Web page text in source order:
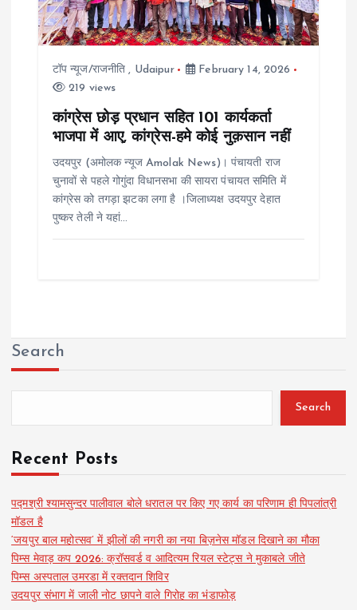
टॉप न्यूज/राजनीति , Udaipur
February 14, 2026
219 views
कांग्रेस छोड़ प्रधान सहित 101 कार्यकर्ता
भाजपा में आए, कांग्रेस-हमे कोई नुक़सान नहीं
उदयपुर (अमोलक न्यूज Amolak News)। पंचायती राज
चुनावों से पहले गोगुंदा विधानसभा की सायरा पंचायत समिति में
कांग्रेस को तगड़ा झटका लगा है ।जिलाध्यक्ष उदयपुर देहात
पुष्कर तेली ने यहां…
Search
Search
Recent Posts
पद्मश्री श्यामसुन्दर पालीवाल बोले धरातल पर किए गए कार्य का परिणाम ही पिपलांत्री
मॉडल है
‘जयपुर बाल महोत्सव’ में झीलों की नगरी का नया बिज़नेस मॉडल दिखाने का मौका
पिम्स मेवाड़ कप 2026: क्रॉसवर्ड व आदित्यम रियल स्टेट्स ने मुकाबले जीते
पिम्स अस्पताल उमरडा में रक्तदान शिविर
उदयपुर संभाग में जाली नोट छापने वाले गिरोह का भंडाफोड़